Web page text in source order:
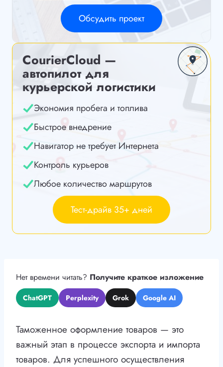
Обсудить проект
CourierCloud —
автопилот для
курьерской логистики
Экономия пробега и топлива
Быстрое внедрение
Навигатор не требует Интернета
Контроль курьеров
Любое количество маршрутов
Тест-драйв 35+ дней
Нет времени читать? Получите краткое изложение
ChatGPT Perplexity Grok Google AI
Таможенное оформление товаров — это
важный этап в процессе экспорта и импорта
товаров. Для успешного осуществления